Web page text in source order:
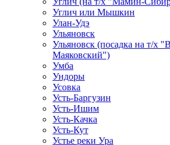
Углич или Мышкин
Улан-Удэ
Ульяновск
Ульяновск (посадка на т/х
Маяковский")
Умба
Ундоры
Усовка
Усть-Баргузин
Усть-Ишим
Усть-Качка
Усть-Кут
Устье реки Ура